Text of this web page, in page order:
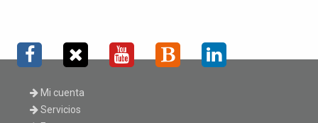
Mi cuenta
Servicios